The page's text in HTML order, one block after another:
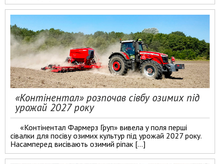
«Контінентал» розпочав сівбу озимих під
урожай 2027 року
«Контінентал Фармерз Груп» вивела у поля перші
сівалки для посіву озимих культур під урожай 2027 року.
Насамперед висівають озимий ріпак […]